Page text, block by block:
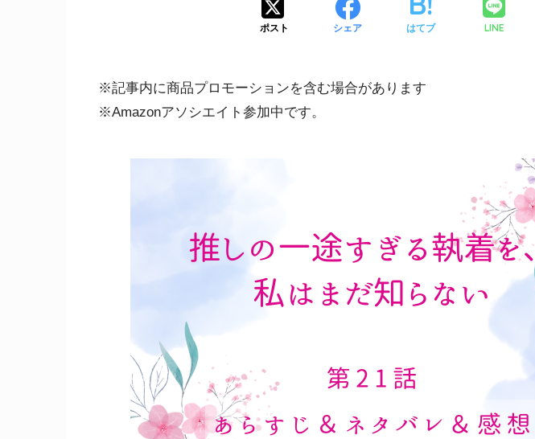
ポスト シェア はてブ LINE
※記事内に商品プロモーションを含む場合があります
※Amazonアソシエイト参加中です。